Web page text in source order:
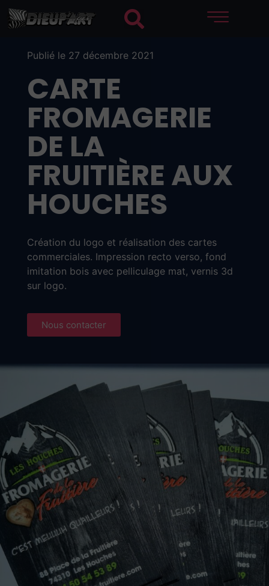
Publié le 27 décembre 2021
CARTE
FROMAGERIE
DE LA
FRUITIÈRE AUX
HOUCHES
Création du logo et réalisation des cartes
commerciales. Impression recto verso, fond
imitation bois avec pelliculage mat, vernis 3d
sur logo.
Nous contacter